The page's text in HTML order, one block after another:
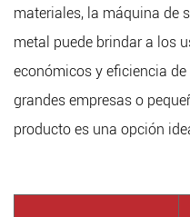
materiales, la máquina de
metal puede brindar a los
económicos y eficiencia
grandes empresas o
producto es una opción